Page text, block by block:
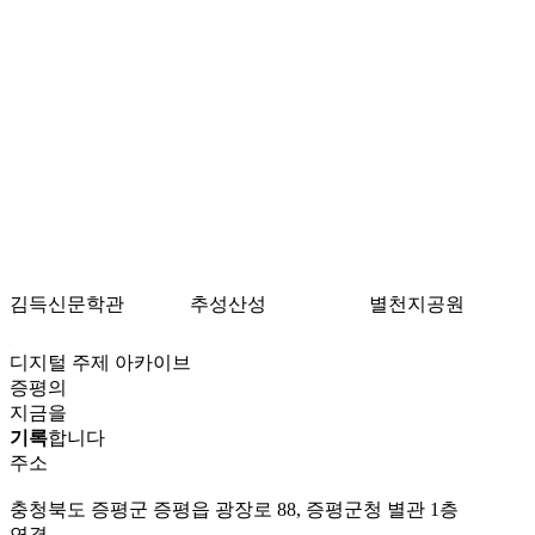
김득신문학관 추성산성 별천지공원
디지털 주제 아카이브
증평의
지금을
기록합니다
주소
충청북도 증평군 증평읍 광장로 88, 증평군청 별관 1층